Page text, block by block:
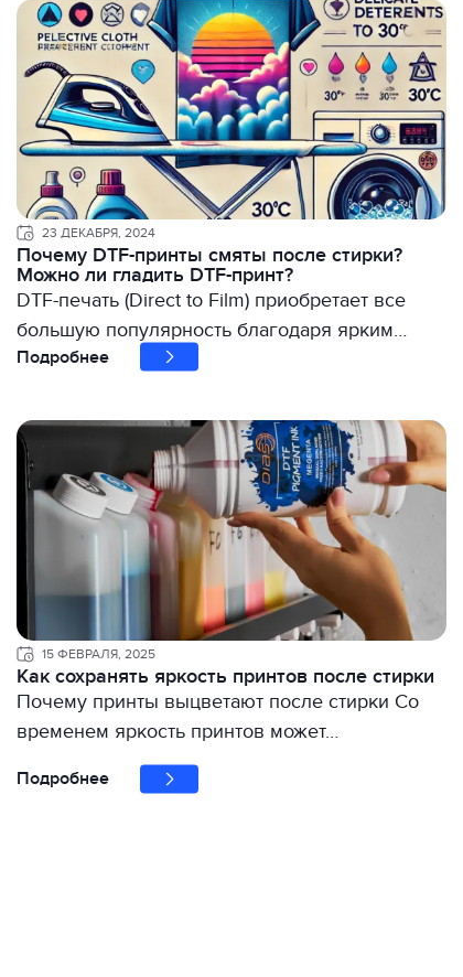
23 ДЕКАБРЯ, 2024
Почему DTF-принты смяты после стирки?
Можно ли гладить DTF-принт?
DTF-печать (Direct to Film) приобретает все
большую популярность благодаря ярким…
Подробнее
15 ФЕВРАЛЯ, 2025
Как сохранять яркость принтов после стирки
Почему принты выцветают после стирки Со
временем яркость принтов может…
Подробнее